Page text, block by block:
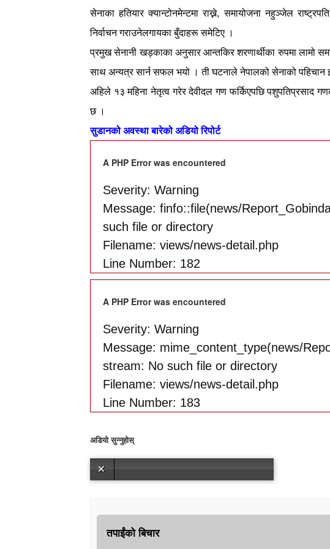
सेनाका हतियार क्यान्टोनमेन्टमा राख्ने, समायोजना नहुञ्जेल
निर्वाचन गराउनेलगायका बुँदाहरू समेटिए ।
प्रमुख सेनानी खड्काका अनुसार आन्तकिर शरणार्थीका रुपमा लामो
साथ अन्यत्र सार्न सफल भयो । ती घटनाले नेपालको सेनाको पहिचान
अहिले १३ महिना नेतृत्व गरेरदेवीदल गणफर्किएपछि पशुपतिप्रसाद
छ ।
सुडानको अवस्था बारेको अडियो रिपोर्ट
A PHP Error was encountered
Severity: Warning
Message: finfo::file(news/
such file or directory
Filename: views/news-detail.php
Line Number: 182
A PHP Error was encountered
Severity: Warning
Message: mime_content_type(news/
stream: No such file or directory
Filename: views/news-detail.php
Line Number: 183
अडियो सुन्नुहोस्
तपाईंको बिचार